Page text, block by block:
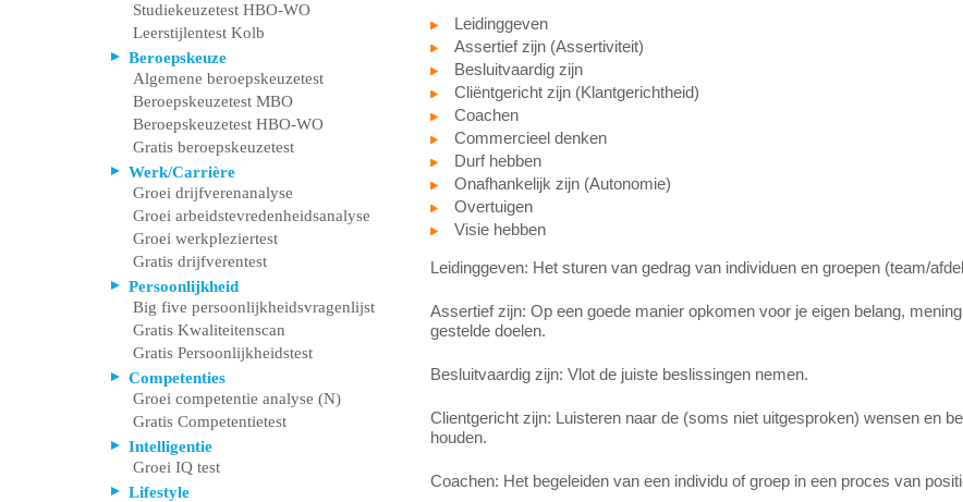
Studiekeuzetest HBO-WO
Leerstijlentest Kolb
Beroepskeuze
Algemene beroepskeuzetest
Beroepskeuzetest MBO
Beroepskeuzetest HBO-WO
Gratis beroepskeuzetest
Werk/Carrière
Groei drijfverenanalyse
Groei arbeidstevredenheidsanalyse
Groei werkpleziertest
Gratis drijfverentest
Persoonlijkheid
Big five persoonlijkheidsvragenlijst
Gratis Kwaliteitenscan
Gratis Persoonlijkheidstest
Competenties
Groei competentie analyse (N)
Gratis Competentietest
Intelligentie
Groei IQ test
Lifestyle
Leidinggeven
Assertief zijn (Assertiviteit)
Besluitvaardig zijn
Cliëntgericht zijn (Klantgerichtheid)
Coachen
Commercieel denken
Durf hebben
Onafhankelijk zijn (Autonomie)
Overtuigen
Visie hebben
Leidinggeven: Het sturen van gedrag van individuen en groepen (team/
Assertief zijn: Op een goede manier opkomen voor je eigen belang,
gestelde doelen.
Besluitvaardig zijn: Vlot de juiste beslissingen nemen.
Clientgericht zijn: Luisteren naar de (soms niet uitgesproken) wensen en
houden.
Coachen: Het begeleiden van een individu of groep in een proces van